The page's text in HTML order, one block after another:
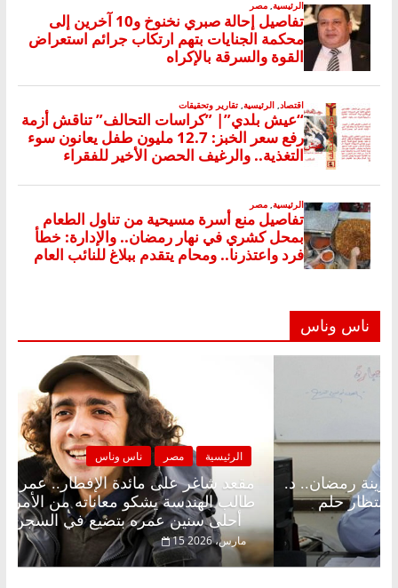
ناس وناس
الرئيسية مصر
مقعد شاغر
طالب
أحلى سنين عمره بتضيع في السجن
15 مارس، 2026
على الإفطار وبلكونة بلا زينة رمضان.. د.
فاروق خبير اقتصادي في انتظار حلم